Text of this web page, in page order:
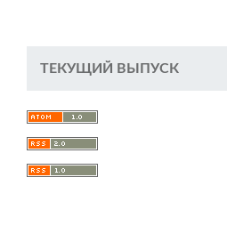
ТЕКУЩИЙ ВЫПУСК